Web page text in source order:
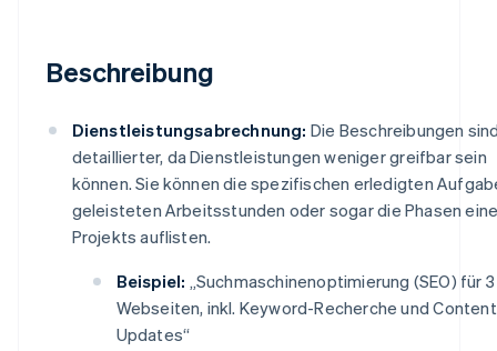
Beschreibung
Dienstleistungsabrechnung: Die Beschreibungen
detaillierter, da Dienstleistungen weniger greifbar sein
können. Sie können die spezifischen erledigten
geleisteten Arbeitsstunden oder sogar die Phasen
Projekts auflisten.
Beispiel: „Suchmaschinenoptimierung (SEO) für 3
Webseiten, inkl. Keyword-Recherche und
Updates“